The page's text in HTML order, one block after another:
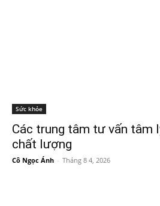
Sức khỏe
Các trung tâm tư vấn tâm
chất lượng
Cô Ngọc Ánh - Tháng 8 4, 2026